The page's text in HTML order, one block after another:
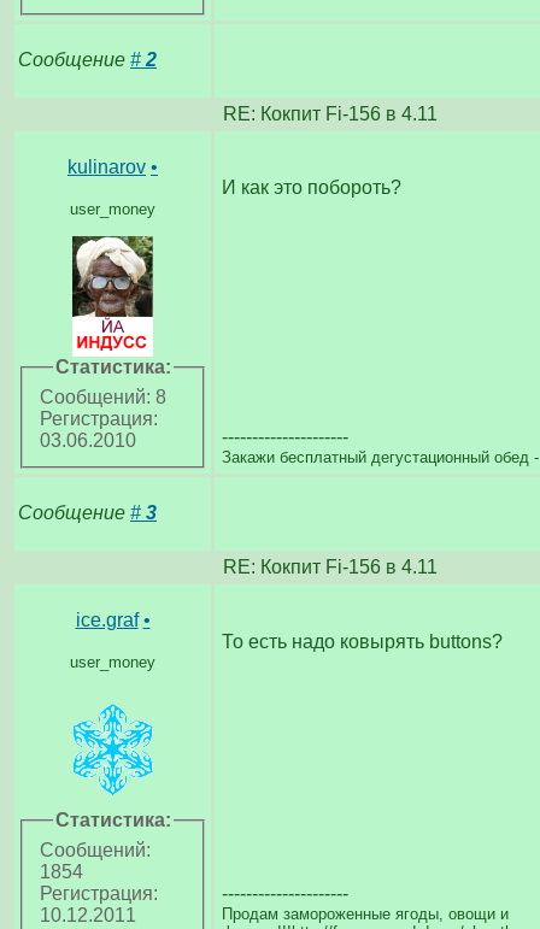
Сообщение # 2
RE: Кокпит Fi-156 в 4.11
kulinarov •
user_money
Статистика:
Сообщений: 8
Регистрация:
03.06.2010
И как это побороть?
---------------------
Закажи бесплатный дегустационный обед
Сообщение # 3
RE: Кокпит Fi-156 в 4.11
ice.graf •
user_money
Статистика:
Сообщений:
1854
Регистрация:
10.12.2011
То есть надо ковырять buttons?
---------------------
Продам замороженные ягоды, овощи и